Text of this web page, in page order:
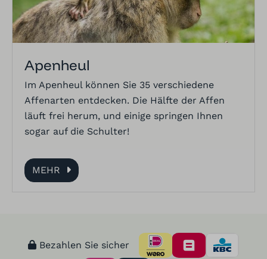
Apenheul
Im Apenheul können Sie 35 verschiedene
Affenarten entdecken. Die Hälfte der Affen
läuft frei herum, und einige springen Ihnen
sogar auf die Schulter!
MEHR
Bezahlen Sie sicher